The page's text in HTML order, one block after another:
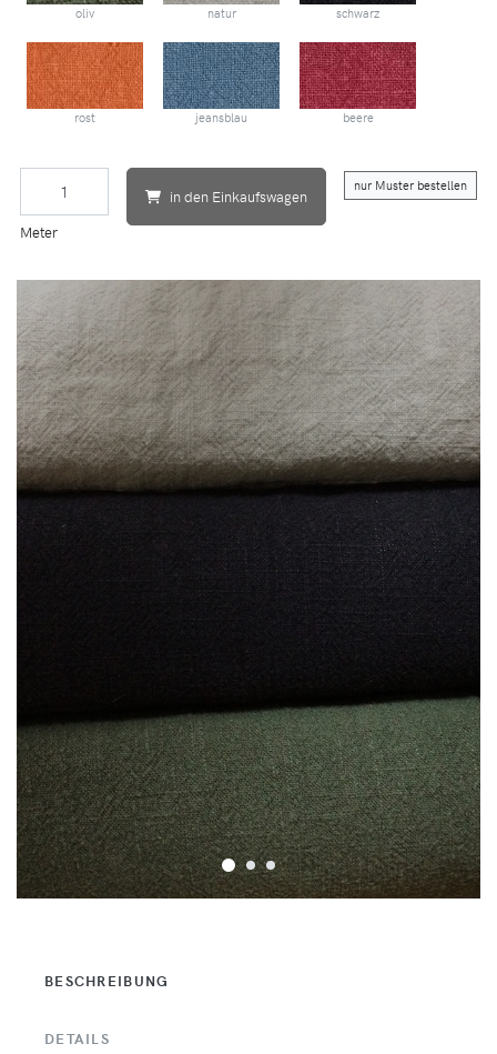
oliv natur schwarz
rost jeansblau beere
Meter
in den Einkaufswagen
nur Muster bestellen
BESCHREIBUNG
DETAILS